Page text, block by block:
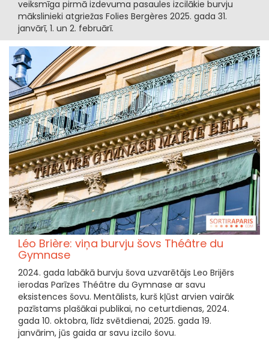
veiksmīga pirmā izdevuma pasaules izcilākie burvju
mākslinieki atgriežas Folies Bergères 2025. gada 31.
janvārī, 1. un 2. februārī.
Léo Brière: viņa burvju šovs Théâtre du
Gymnase
2024. gada labākā burvju šova uzvarētājs Leo Brijērs
ierodas Parīzes Théâtre du Gymnase ar savu
eksistences šovu. Mentālists, kurš kļūst arvien vairāk
pazīstams plašākai publikai, no ceturtdienas, 2024.
gada 10. oktobra, līdz svētdienai, 2025. gada 19.
janvārim, jūs gaida ar savu izcilo šovu.